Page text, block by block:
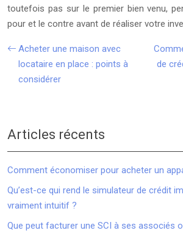
toutefois pas sur le premier bien venu,
pour et le contre avant de réaliser votre
Acheter une maison avec
locataire en place : points à
considérer
de
Articles récents
Comment économiser pour acheter un
Qu’est-ce qui rend le simulateur de crédit
vraiment intuitif ?
Que peut facturer une SCI à ses associés